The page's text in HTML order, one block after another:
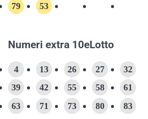
79 53
Numeri extra 10eLotto
4 13 26 27
32
39
42 55 58
61
63
71 73 80 83